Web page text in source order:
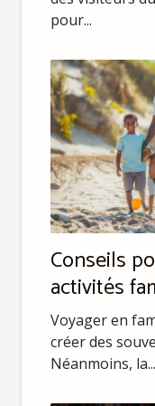
pour...
Conseils
activités
voyage
Voyager en
créer des
Néanmoins, la...